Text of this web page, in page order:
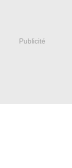
Publicité